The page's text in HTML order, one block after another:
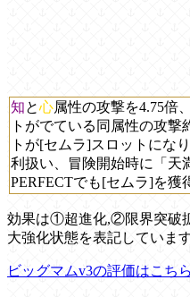
知と心属性の攻撃を4.75倍
トがでている同属性の攻撃
トが[セムラ]スロットにな
利扱い、冒険開始時に「天
PERFECTでも[セムラ]を獲
効果は①超進化,②限界突破
大強化状態を表記しています
ビッグマムv3の評価はこちら